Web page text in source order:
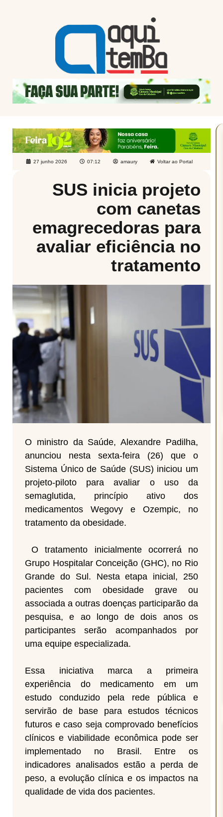
27 junho 2026 07:12 amaury Voltar ao Portal
SUS inicia projeto
com canetas
emagrecedoras para
avaliar eficiência no
tratamento
O ministro da Saúde, Alexandre Padilha,
anunciou nesta sexta-feira (26) que o
Sistema Único de Saúde (SUS) iniciou um
projeto-piloto para avaliar o uso da
semaglutida, princípio ativo dos
medicamentos Wegovy e Ozempic, no
tratamento da obesidade.
O tratamento inicialmente ocorrerá no
Grupo Hospitalar Conceição (GHC), no Rio
Grande do Sul. Nesta etapa inicial, 250
pacientes com obesidade grave ou
associada a outras doenças participarão da
pesquisa, e ao longo de dois anos os
participantes serão acompanhados por
uma equipe especializada.
Essa iniciativa marca a primeira
experiência do medicamento em um
estudo conduzido pela rede pública e
servirão de base para estudos técnicos
futuros e caso seja comprovado benefícios
clínicos e viabilidade econômica pode ser
implementado no Brasil. Entre os
indicadores analisados estão a perda de
peso, a evolução clínica e os impactos na
qualidade de vida dos pacientes.